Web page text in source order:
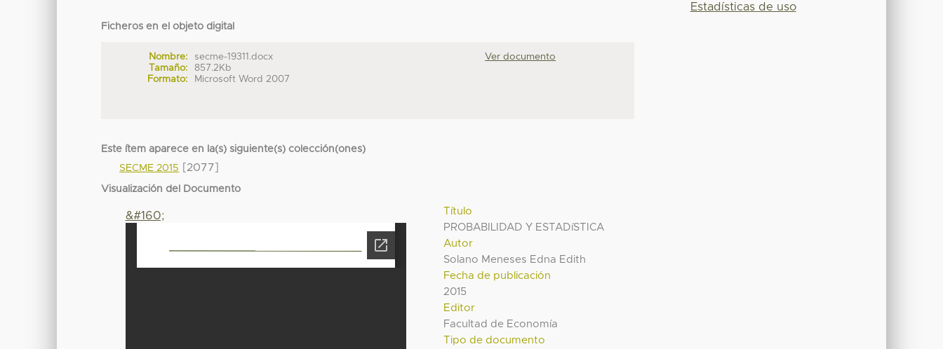
Ficheros en el objeto digital
Nombre:
secme-19311.docx
Tamaño:
857.2Kb
Formato:
Microsoft Word 2007
Ver documento
Este ítem aparece en la(s) siguiente(s) colección(ones)
SECME 2015
[2077]
Visualización del Documento
Título
PROBABILIDAD Y ESTADíSTICA
Autor
Solano Meneses Edna Edith
Fecha de publicación
2015
Editor
Facultad de Economía
Tipo de documento
&#160;
Estadísticas de uso